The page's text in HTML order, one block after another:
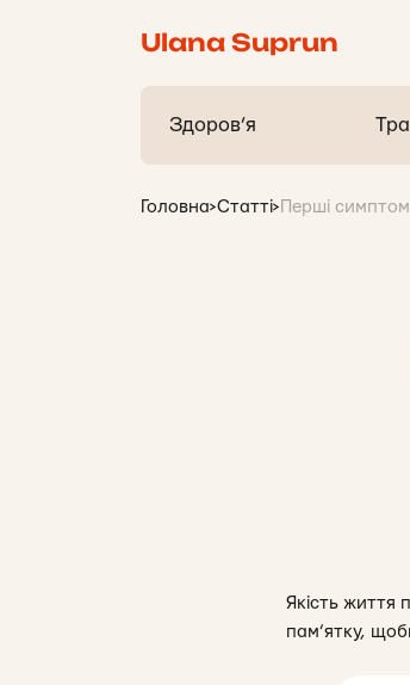
Ulana Suprun
Здоров’я
Головна>Статті> Перші
Якість життя
пам’ятку,